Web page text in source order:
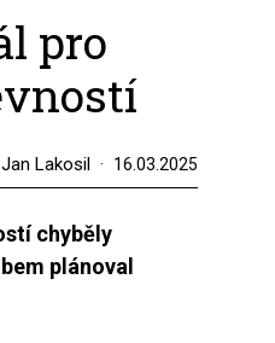
pro
Jan Lakosil 16.03.2025
chyběly
plánoval